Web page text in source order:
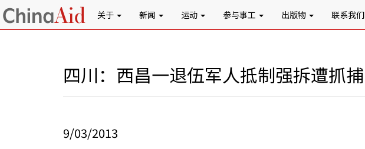
关于 新闻 运动 参与事工 出版物 联系我们
四川：西昌一退伍军人抵制强拆遭抓捕
9/03/2013